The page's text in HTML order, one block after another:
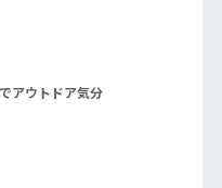
アウトドア気分